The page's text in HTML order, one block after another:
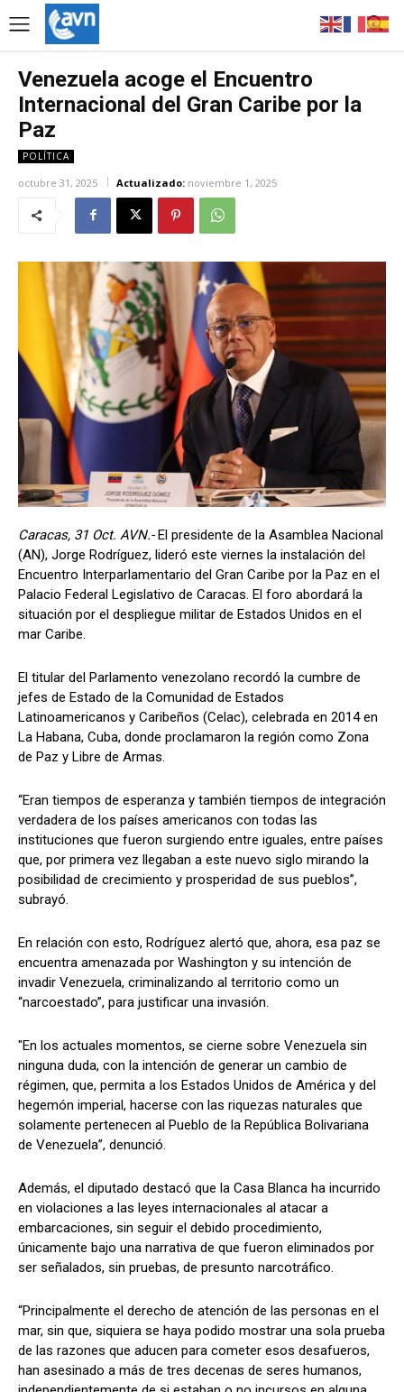
Venezuela acoge el Encuentro
Internacional del Gran Caribe por la
Paz
POLÍTICA
octubre 31, 2025 Actualizado: noviembre 1, 2025
Caracas, 31 Oct. AVN.-El presidente de la Asamblea Nacional
(AN), Jorge Rodríguez, lideró este viernes la instalación del
Encuentro Interparlamentario del Gran Caribe por la Paz en el
Palacio Federal Legislativo de Caracas. El foro abordará la
situación por el despliegue militar de Estados Unidos en el
mar Caribe.
El titular del Parlamento venezolano recordó la cumbre de
jefes de Estado de la Comunidad de Estados
Latinoamericanos y Caribeños (Celac), celebrada en 2014 en
La Habana, Cuba, donde proclamaron la región como Zona
de Paz y Libre de Armas.
“Eran tiempos de esperanza y también tiempos de integración
verdadera de los países americanos con todas las
instituciones que fueron surgiendo entre iguales, entre países
que, por primera vez llegaban a este nuevo siglo mirando la
posibilidad de crecimiento y prosperidad de sus pueblos”,
subrayó.
En relación con esto, Rodríguez alertó que, ahora, esa paz se
encuentra amenazada por Washington y su intención de
invadir Venezuela, criminalizando al territorio como un
“narcoestado”, para justificar una invasión.
"En los actuales momentos, se cierne sobre Venezuela sin
ninguna duda, con la intención de generar un cambio de
régimen, que, permita a los Estados Unidos de América y del
hegemón imperial, hacerse con las riquezas naturales que
solamente pertenecen al Pueblo de la República Bolivariana
de Venezuela”, denunció.
Además, el diputado destacó que la Casa Blanca ha incurrido
en violaciones a las leyes internacionales al atacar a
embarcaciones, sin seguir el debido procedimiento,
únicamente bajo una narrativa de que fueron eliminados por
ser señalados, sin pruebas, de presunto narcotráfico.
“Principalmente el derecho de atención de las personas en el
mar, sin que, siquiera se haya podido mostrar una sola prueba
de las razones que aducen para cometer esos desafueros,
han asesinado a más de tres decenas de seres humanos,